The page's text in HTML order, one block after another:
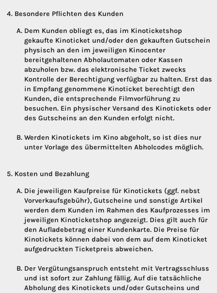
Besondere Pflichten des Kunden
Dem Kunden obliegt es, das im Kinoticketshop
gekaufte Kinoticket und/oder den gekauften Gutschein
physisch an den im jeweiligen Kinocenter
bereitgehaltenen Abholautomaten oder Kassen
abzuholen bzw. das elektronische Ticket zwecks
Kontrolle der Berechtigung verfügbar zu halten. Erst das
in Empfang genommene Kinoticket berechtigt den
Kunden, die entsprechende Filmvorführung zu
besuchen. Ein physischer Versand des Kinotickets oder
des Gutscheins an den Kunden erfolgt nicht.
Werden Kinotickets im Kino abgeholt, so ist dies nur
unter Vorlage des übermittelten Abholcodes möglich.
Kosten und Bezahlung
Die jeweiligen Kaufpreise für Kinotickets (ggf. nebst
Vorverkaufsgebühr), Gutscheine und sonstige Artikel
werden dem Kunden im Rahmen des Kaufprozesses im
jeweiligen Kinoticketshop angezeigt. Dies gilt auch für
den Aufladebetrag einer Kundenkarte. Die Preise für
Kinotickets können dabei von dem auf dem Kinoticket
aufgedruckten Ticketpreis abweichen.
Der Vergütungsanspruch entsteht mit Vertragsschluss
und ist sofort zur Zahlung fällig. Auf die tatsächliche
Abholung des Kinotickets und/oder Gutscheins und